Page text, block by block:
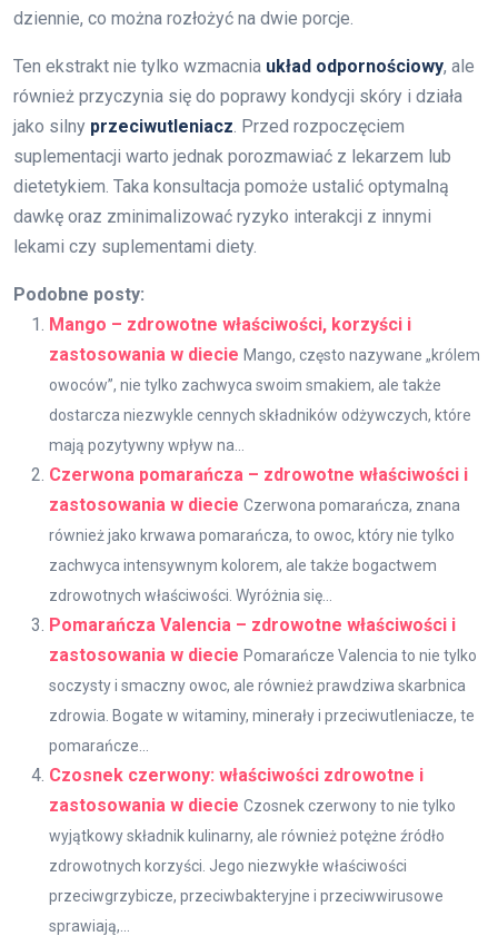
dziennie, co można rozłożyć na dwie porcje.
Ten ekstrakt nie tylko wzmacnia układ odpornościowy, ale
również przyczynia się do poprawy kondycji skóry i działa
jako silny przeciwutleniacz. Przed rozpoczęciem
suplementacji warto jednak porozmawiać z lekarzem lub
dietetykiem. Taka konsultacja pomoże ustalić optymalną
dawkę oraz zminimalizować ryzyko interakcji z innymi
lekami czy suplementami diety.
Podobne posty:
Mango – zdrowotne właściwości, korzyści i
zastosowania w diecie Mango, często nazywane „królem
owoców”, nie tylko zachwyca swoim smakiem, ale także
dostarcza niezwykle cennych składników odżywczych, które
mają pozytywny wpływ na...
Czerwona pomarańcza – zdrowotne właściwości i
zastosowania w diecie Czerwona pomarańcza, znana
również jako krwawa pomarańcza, to owoc, który nie tylko
zachwyca intensywnym kolorem, ale także bogactwem
zdrowotnych właściwości. Wyróżnia się...
Pomarańcza Valencia – zdrowotne właściwości i
zastosowania w diecie Pomarańcze Valencia to nie tylko
soczysty i smaczny owoc, ale również prawdziwa skarbnica
zdrowia. Bogate w witaminy, minerały i przeciwutleniacze, te
pomarańcze...
Czosnek czerwony: właściwości zdrowotne i
zastosowania w diecie Czosnek czerwony to nie tylko
wyjątkowy składnik kulinarny, ale również potężne źródło
zdrowotnych korzyści. Jego niezwykłe właściwości
przeciwgrzybicze, przeciwbakteryjne i przeciwwirusowe
sprawiają,...